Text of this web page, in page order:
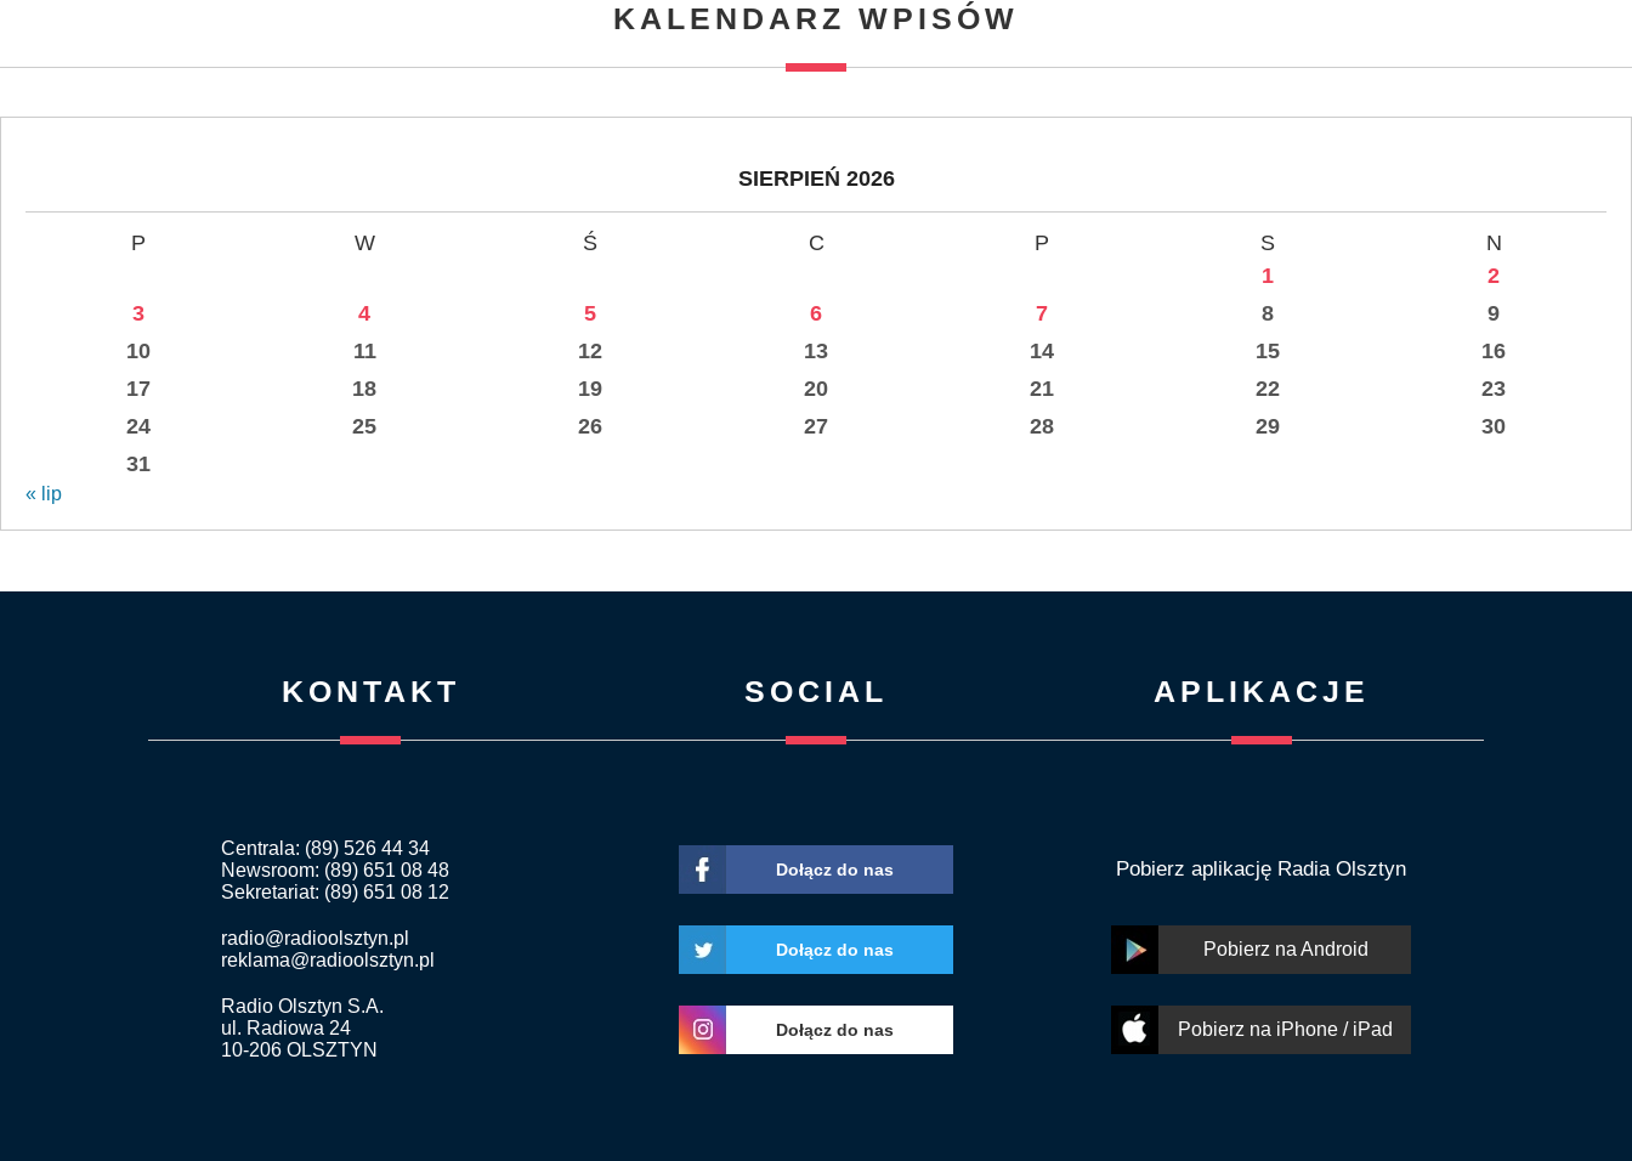
KALENDARZ WPISÓW
SIERPIEŃ 2026
P W Ś C P S
N
1
2
3
4 5 6 7 8
9
10
11 12 13 14 15
16
17
18 19 20 21 22
23
24
25 26 27 28 29
30
31
« lip
KONTAKT
Centrala: (89) 526 44 34
Newsroom: (89) 651 08 48
Sekretariat: (89) 651 08 12
radio@radioolsztyn.pl
reklama@radioolsztyn.pl
Radio Olsztyn S.A.
ul. Radiowa 24
10-206 OLSZTYN
SOCIAL
Dołącz do nas
Dołącz do nas
Dołącz do nas
APLIKACJE
Pobierz aplikację Radia Olsztyn
Pobierz na Android
Pobierz na iPhone / iPad